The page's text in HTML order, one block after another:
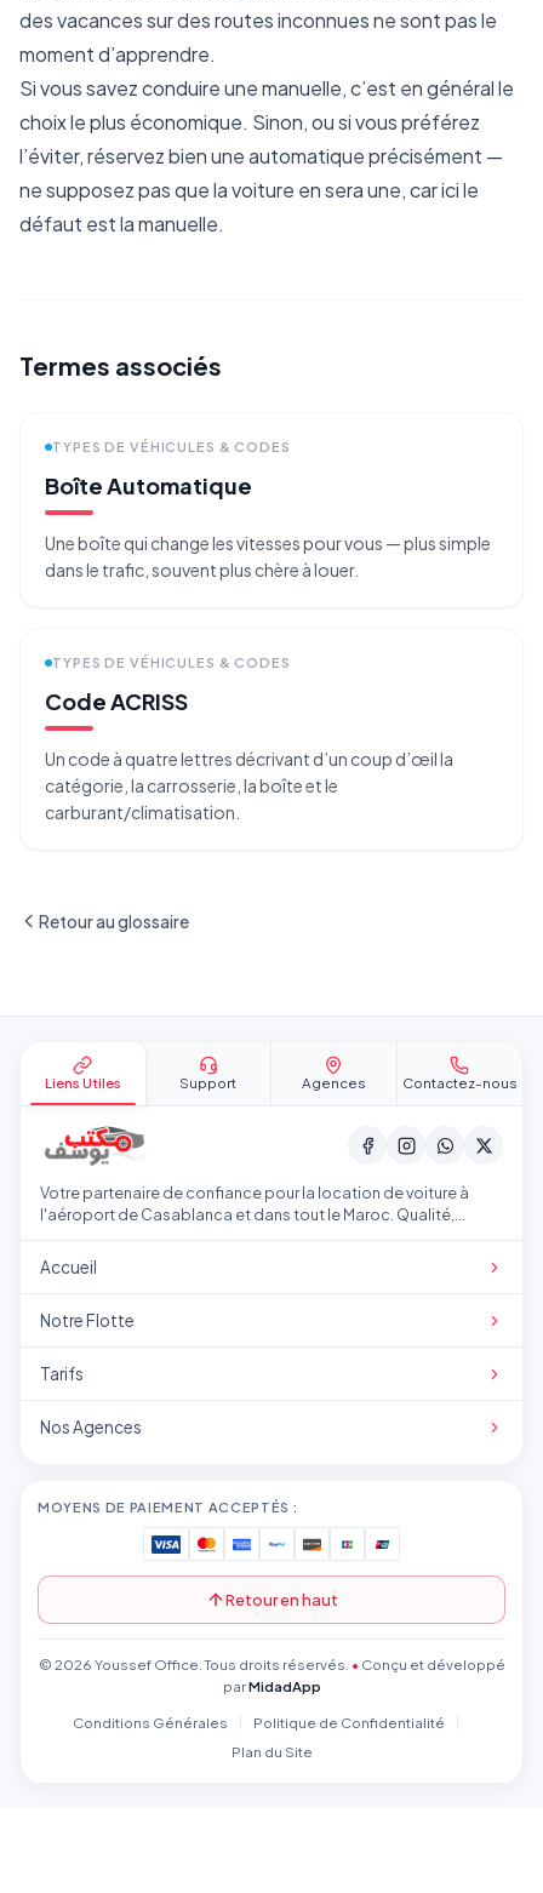
des vacances sur des routes inconnues ne sont pas le
moment d’apprendre.
Si vous savez conduire une manuelle, c’est en général le
choix le plus économique. Sinon, ou si vous préférez
l’éviter, réservez bien une automatique précisément —
ne supposez pas que la voiture en sera une, car ici le
défaut est la manuelle.
Termes associés
TYPES DE VÉHICULES & CODES
Boîte Automatique
Une boîte qui change les vitesses pour vous — plus simple
dans le trafic, souvent plus chère à louer.
TYPES DE VÉHICULES & CODES
Code ACRISS
Un code à quatre lettres décrivant d’un coup d’œil la
catégorie, la carrosserie, la boîte et le
carburant/climatisation.
Retour au glossaire
Liens Utiles Support Agences Contactez-nous
Votre partenaire de confiance pour la location de voiture à
l'aéroport de Casablanca et dans tout le Maroc. Qualité,
Accueil
Notre Flotte
Tarifs
Nos Agences
MOYENS DE PAIEMENT ACCEPTÉS :
Retour en haut
© 2026 Youssef Office. Tous droits réservés. • Conçu et développé
parMidadApp
Conditions Générales
Politique de Confidentialité
Plan du Site